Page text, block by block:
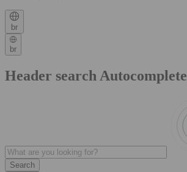
br
br
Header search Autocomplete